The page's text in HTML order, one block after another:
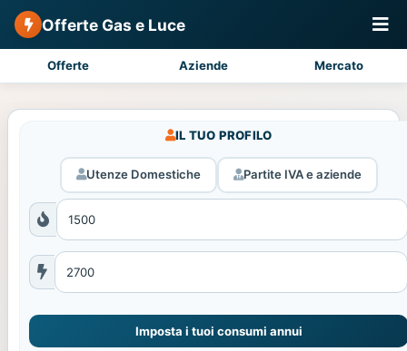
Offerte Gas e Luce
Offerte Aziende Mercato
IL TUO PROFILO
Utenze Domestiche Partite IVA e aziende
Imposta i tuoi consumi annui